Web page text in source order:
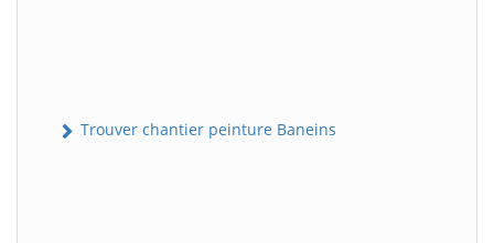
Trouver chantier peinture Baneins